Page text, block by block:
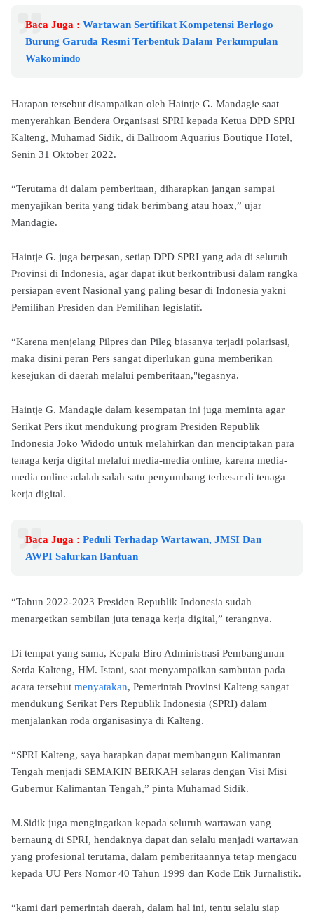
Baca Juga : Wartawan Sertifikat Kompetensi Berlogo
Burung Garuda Resmi Terbentuk Dalam Perkumpulan
Wakomindo
Harapan tersebut disampaikan oleh Haintje G. Mandagie saat
menyerahkan Bendera Organisasi SPRI kepada Ketua DPD SPRI
Kalteng, Muhamad Sidik, di Ballroom Aquarius Boutique Hotel,
Senin 31 Oktober 2022.
“Terutama di dalam pemberitaan, diharapkan jangan sampai
menyajikan berita yang tidak berimbang atau hoax,” ujar
Mandagie.
Haintje G. juga berpesan, setiap DPD SPRI yang ada di seluruh
Provinsi di Indonesia, agar dapat ikut berkontribusi dalam rangka
persiapan event Nasional yang paling besar di Indonesia yakni
Pemilihan Presiden dan Pemilihan legislatif.
“Karena menjelang Pilpres dan Pileg biasanya terjadi polarisasi,
maka disini peran Pers sangat diperlukan guna memberikan
kesejukan di daerah melalui pemberitaan,"tegasnya.
Haintje G. Mandagie dalam kesempatan ini juga meminta agar
Serikat Pers ikut mendukung program Presiden Republik
Indonesia Joko Widodo untuk melahirkan dan menciptakan para
tenaga kerja digital melalui media-media online, karena media-
media online adalah salah satu penyumbang terbesar di tenaga
kerja digital.
Baca Juga : Peduli Terhadap Wartawan, JMSI Dan
AWPI Salurkan Bantuan
“Tahun 2022-2023 Presiden Republik Indonesia sudah
menargetkan sembilan juta tenaga kerja digital,” terangnya.
Di tempat yang sama, Kepala Biro Administrasi Pembangunan
Setda Kalteng, HM. Istani, saat menyampaikan sambutan pada
acara tersebut menyatakan, Pemerintah Provinsi Kalteng sangat
mendukung Serikat Pers Republik Indonesia (SPRI) dalam
menjalankan roda organisasinya di Kalteng.
“SPRI Kalteng, saya harapkan dapat membangun Kalimantan
Tengah menjadi SEMAKIN BERKAH selaras dengan Visi Misi
Gubernur Kalimantan Tengah,” pinta Muhamad Sidik.
M.Sidik juga mengingatkan kepada seluruh wartawan yang
bernaung di SPRI, hendaknya dapat dan selalu menjadi wartawan
yang profesional terutama, dalam pemberitaannya tetap mengacu
kepada UU Pers Nomor 40 Tahun 1999 dan Kode Etik Jurnalistik.
“kami dari pemerintah daerah, dalam hal ini, tentu selalu siap